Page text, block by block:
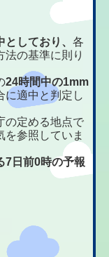
としており、各
法の基準に則り
24時間中の1mm
に適中と判定し
の定める地点で
を参照していま
7日前0時の予報